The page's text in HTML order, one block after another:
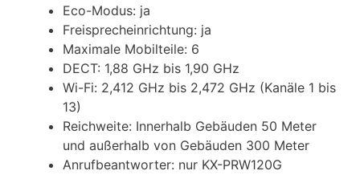
Eco-Modus: ja
Freisprecheinrichtung: ja
Maximale Mobilteile: 6
DECT: 1,88 GHz bis 1,90 GHz
Wi-Fi: 2,412 GHz bis 2,472 GHz (Kanäle 1 bis
13)
Reichweite: Innerhalb Gebäuden 50 Meter
und außerhalb von Gebäuden 300 Meter
Anrufbeantworter: nur KX-PRW120G